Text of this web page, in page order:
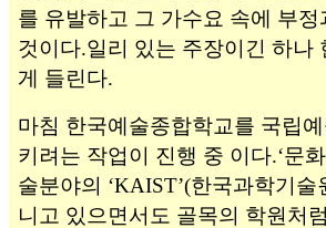
를 유발하고 그 가수요 속에 부
것이다.일리 있는 주장이긴 하나
게 들린다.
마침 한국예술종합학교를 국립
키려는 작업이 진행 중 이다.‘문
술분야의 ‘KAIST’(한국과학기
니고 있으면서도 골목의 학원처